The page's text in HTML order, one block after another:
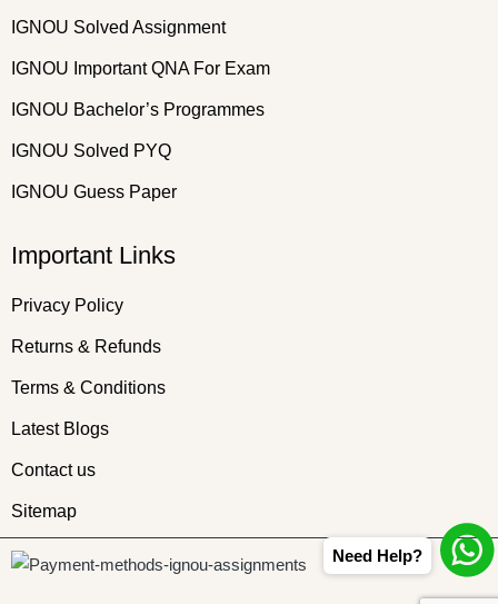
IGNOU Solved Assignment
IGNOU Important QNA For Exam
IGNOU Bachelor’s Programmes
IGNOU Solved PYQ
IGNOU Guess Paper
Important Links
Privacy Policy
Returns & Refunds
Terms & Conditions
Latest Blogs
Contact us
Sitemap
Need Help?